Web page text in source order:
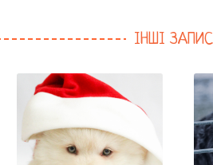
ІНШІ